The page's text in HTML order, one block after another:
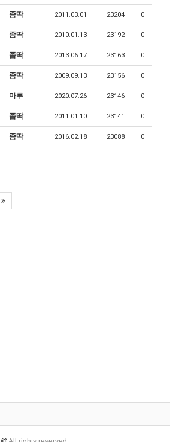
좀딱 2011.03.01 23204 0
좀딱 2010.01.13 23192 0
좀딱 2013.06.17 23163 0
좀딱 2009.09.13 23156 0
마루 2020.07.26 23146 0
좀딱 2011.01.10 23141 0
좀딱 2016.02.18 23088 0